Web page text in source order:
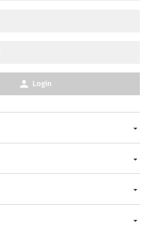
Login